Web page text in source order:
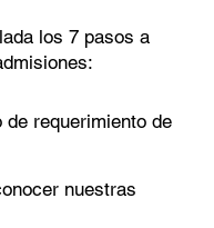
los 7 pasos a
de requerimiento de
nuestras